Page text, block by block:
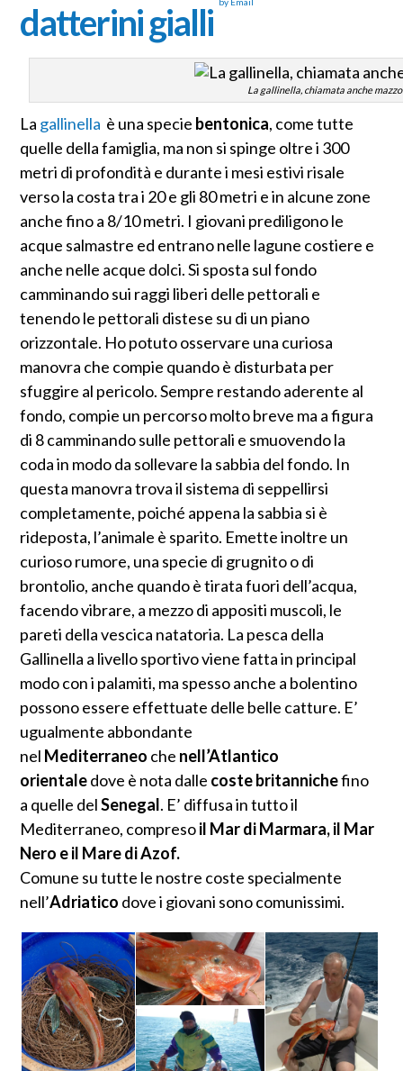
datterini gialli
La gallinella, chiamata anche
La gallinella è una specie bentonica, come tutte
quelle della famiglia, ma non si spinge oltre i 300
metri di profondità e durante i mesi estivi risale
verso la costa tra i 20 e gli 80 metri e in alcune zone
anche fino a 8/10 metri. I giovani prediligono le
acque salmastre ed entrano nelle lagune costiere e
anche nelle acque dolci. Si sposta sul fondo
camminando sui raggi liberi delle pettorali e
tenendo le pettorali distese su di un piano
orizzontale. Ho potuto osservare una curiosa
manovra che compie quando è disturbata per
sfuggire al pericolo. Sempre restando aderente al
fondo, compie un percorso molto breve ma a figura
di 8 camminando sulle pettorali e smuovendo la
coda in modo da sollevare la sabbia del fondo. In
questa manovra trova il sistema di seppellirsi
completamente, poiché appena la sabbia si è
rideposta, l’animale è sparito. Emette inoltre un
curioso rumore, una specie di grugnito o di
brontolio, anche quando è tirata fuori dell’acqua,
facendo vibrare, a mezzo di appositi muscoli, le
pareti della vescica natatoria. La pesca della
Gallinella a livello sportivo viene fatta in principal
modo con i palamiti, ma spesso anche a bolentino
possono essere effettuate delle belle catture. E’
ugualmente abbondante
nel Mediterraneo che nell’Atlantico
orientaledove è nota dalle coste britannichefino
a quelle delSenegal. E’ diffusa in tutto il
Mediterraneo, compresoil Mar di Marmara,il Mar
Nero e il Mare di Azof.
Comune su tutte le nostre coste specialmente
nell’Adriatico dove i giovani sono comunissimi.